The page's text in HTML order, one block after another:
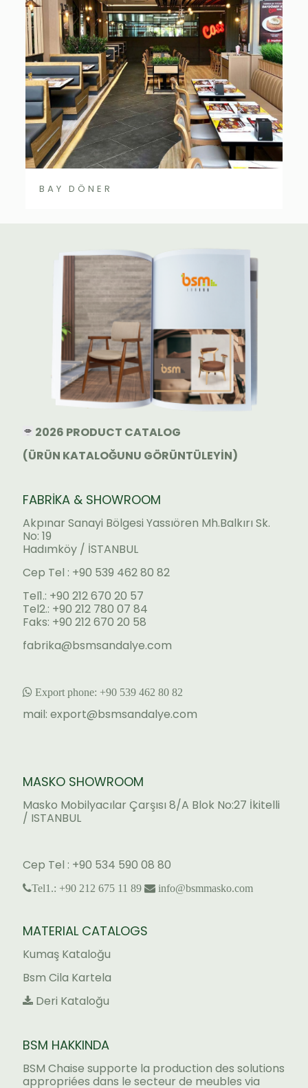
BAY DÖNER
2026 PRODUCT CATALOG
(ÜRÜN KATALOĞUNU GÖRÜNTÜLEYİN)
FABRİKA & SHOWROOM
Akpınar Sanayi Bölgesi Yassıören Mh.Balkırı Sk.
No: 19
Hadımköy / İSTANBUL
Cep Tel : +90 539 462 80 82
Tel1.: +90 212 670 20 57
Tel2.: +90 212 780 07 84
Faks: +90 212 670 20 58
fabrika@bsmsandalye.com
Export phone: +90 539 462 80 82
mail: export@bsmsandalye.com
MASKO SHOWROOM
Masko Mobilyacılar Çarşısı 8/A Blok No:27 İkitelli
/ ISTANBUL
Cep Tel : +90 534 590 08 80
Tel1.: +90 212 675 11 89 info@bsmmasko.com
MATERIAL CATALOGS
Kumaş Kataloğu
Bsm Cila Kartela
Deri Kataloğu
BSM HAKKINDA
BSM Chaise supporte la production des solutions
appropriées dans le secteur de meubles via